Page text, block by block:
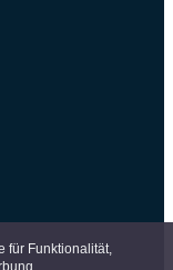
für Funktionalität,